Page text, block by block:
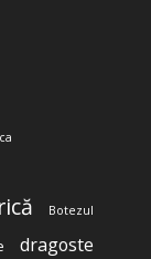
Botezul
dragoste